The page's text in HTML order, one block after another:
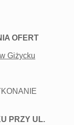
OFERT
Giżycku
PRZY UL.